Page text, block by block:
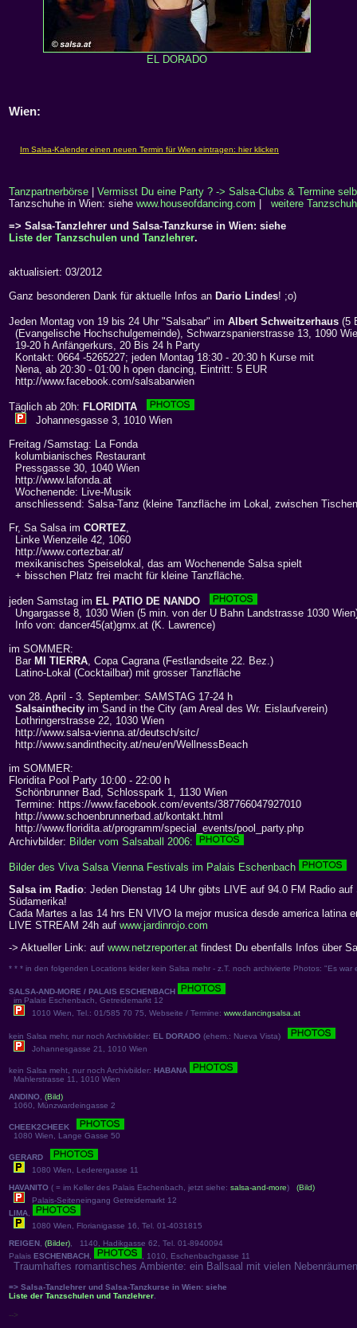
EL DORADO
Wien:
Tanzpartnerbörse
Vermisst Du eine Party ? -> Salsa-Clubs & Termine
Tanzschuhe in Wien: siehe www.houseofdancing.com
weitere
=> Salsa-Tanzlehrer und Salsa-Tanzkurse in Wien: siehe
Liste der Tanzschulen und Tanzlehrer.
aktualisiert: 03/2012
Ganz besonderen Dank für aktuelle Infos an Dario Lindes! ;o)
Jeden Montag von 19 bis 24 Uhr "Salsabar" im Albert Schweitzerhaus (5
(Evangelische Hochschulgemeinde), Schwarzspanierstrasse 13, 1090
19-20 h Anfängerkurs, 20 Bis 24 h Party
Kontakt: 0664 -5265227; jeden Montag 18:30 - 20:30 h Kurse mit
Nena, ab 20:30 - 01:00 h open dancing, Eintritt: 5 EUR
http://www.facebook.com/salsabarwien
Täglich ab 20h: FLORIDITA
Johannesgasse 3, 1010 Wien
Freitag /Samstag: La Fonda
kolumbianisches Restaurant
Pressgasse 30, 1040 Wien
http://www.lafonda.at
Wochenende: Live-Musik
anschliessend: Salsa-Tanz (kleine Tanzfläche im Lokal, zwischen
Fr, Sa Salsa im CORTEZ,
Linke Wienzeile 42, 1060
http://www.cortezbar.at/
mexikanisches Speiselokal, das am Wochenende Salsa spielt
+ bisschen Platz frei macht für kleine Tanzfläche.
jeden Samstag im EL PATIO DE NANDO
Ungargasse 8, 1030 Wien (5 min. von der U Bahn Landstrasse 1030
Info von: dancer45(at)gmx.at (K. Lawrence)
im SOMMER:
Bar MI TIERRA, Copa Cagrana (Festlandseite 22. Bez.)
Latino-Lokal (Cocktailbar) mit grosser Tanzfläche
von 28. April - 3. September: SAMSTAG 17-24 h
Salsainthecity im Sand in the City (am Areal des Wr. Eislaufverein)
Lothringerstrasse 22, 1030 Wien
http://www.salsa-vienna.at/deutsch/sitc/
http://www.sandinthecity.at/neu/en/WellnessBeach
im SOMMER:
Floridita Pool Party 10:00 - 22:00 h
Schönbrunner Bad, Schlosspark 1, 1130 Wien
Termine: https://www.facebook.com/events/387766047927010
http://www.schoenbrunnerbad.at/kontakt.html
http://www.floridita.at/programm/special_events/pool_party.php
Archivbilder: Bilder vom Salsaball 2006:
Bilder des Viva Salsa Vienna Festivals im Palais Eschenbach
Salsa im Radio: Jeden Dienstag 14 Uhr gibts LIVE auf 94.0 FM Radio
Südamerika!
Cada Martes a las 14 hrs EN VIVO la mejor musica desde america latina
LIVE STREAM 24h auf www.jardinrojo.com
-> Aktueller Link: auf www.netzreporter.at findest Du ebenfalls Infos über
* * * in den folgenden Locations leider kein Salsa mehr - z.T. noch archivierte Photos: "Es war
SALSA-AND-MORE / PALAIS ESCHENBACH
im Palais Eschenbach, Getreidemarkt 12
1010 Wien, Tel.: 01/585 70 75, Webseite / Termine: www.dancingsalsa.at
kein Salsa mehr, nur noch Archivbilder: EL DORADO (ehem.: Nueva Vista)
Johannesgasse 21, 1010 Wien
kein Salsa meht, nur noch Archivbilder: HABANA
Mahlerstrasse 11, 1010 Wien
ANDINO, (Bild)
1060, Münzwardeingasse 2
CHEEK2CHEEK
1080 Wien, Lange Gasse 50
GERARD
1080 Wien, Lederergasse 11
HAVANITO ( = im Keller des Palais Eschenbach, jetzt siehe: salsa-and-more) (Bild)
Palais-Seiteneingang Getreidemarkt 12
LIMA,
1080 Wien, Florianigasse 16, Tel. 01-4031815
REIGEN, (Bilder), 1140, Hadikgasse 62, Tel. 01-8940094
Palais ESCHENBACH, , 1010, Eschenbachgasse 11
Traumhaftes romantisches Ambiente: ein Ballsaal mit vielen
=> Salsa-Tanzlehrer und Salsa-Tanzkurse in Wien: siehe
Liste der Tanzschulen und Tanzlehrer.
-->